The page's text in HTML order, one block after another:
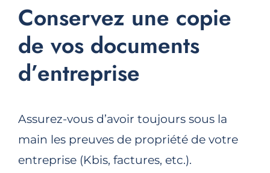
Conservez une copie
de vos documents
d’entreprise
Assurez-vous d’avoir toujours sous la
main les preuves de propriété de votre
entreprise (Kbis, factures, etc.).